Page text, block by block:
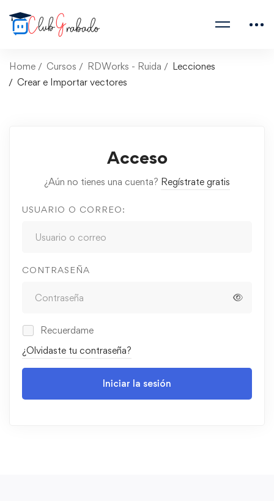
Home Cursos RDWorks - Ruida
Lecciones
Crear e Importar vectores
Acceso
¿Aún no tienes una cuenta? Regístrate gratis
USUARIO O CORREO:
CONTRASEÑA
Recuerdame
¿Olvidaste tu contraseña?
Iniciar la sesión